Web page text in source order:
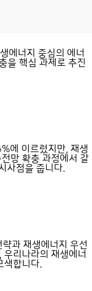
에너지 중심의 에너
을 핵심 과제로 추진
에 이르렀지만, 재생
망 확충 과정에서 갈
사점을 줍니다.
과 재생에너지 우선
리나라의 재생에너
색합니다.